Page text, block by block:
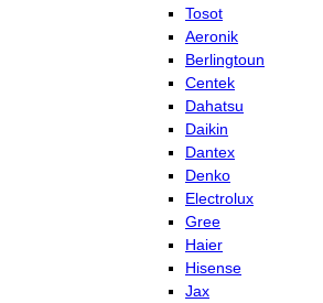
Tosot
Aeronik
Berlingtoun
Centek
Dahatsu
Daikin
Dantex
Denko
Electrolux
Gree
Haier
Hisense
Jax